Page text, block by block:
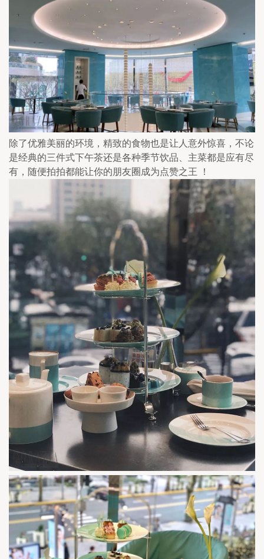
除了优雅美丽的环境，精致的食物也是让人意外惊喜，不论
是经典的三件式下午茶还是各种季节饮品、主菜都是应有尽
有，随便拍拍都能让你的朋友圈成为点赞之王 ！